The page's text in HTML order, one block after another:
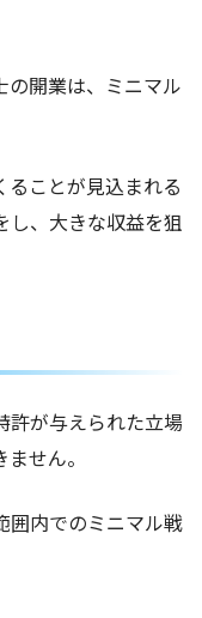
の開業は、ミニマル
ることが見込まれる
し、大きな収益を狙
許が与えられた立場
せん。
囲内でのミニマル戦